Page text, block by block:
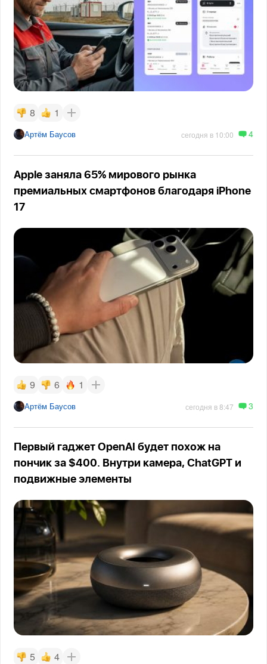
8 1
Артём Баусов сегодня в 10:00 4
Apple заняла 65% мирового рынка
премиальных смартфонов благодаря iPhone
17
9 6 1
Артём Баусов сегодня в 8:47 3
Первый гаджет OpenAI будет похож на
пончик за $400. Внутри камера, ChatGPT и
подвижные элементы
5 4